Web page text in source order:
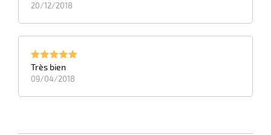
20/12/2018
Très bien
09/04/2018